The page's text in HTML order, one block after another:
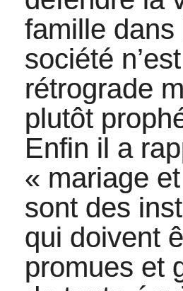
famille dans
société
rétrograde
plutôt
Enfin il a
« mariage
sont des
qui doivent
promues et